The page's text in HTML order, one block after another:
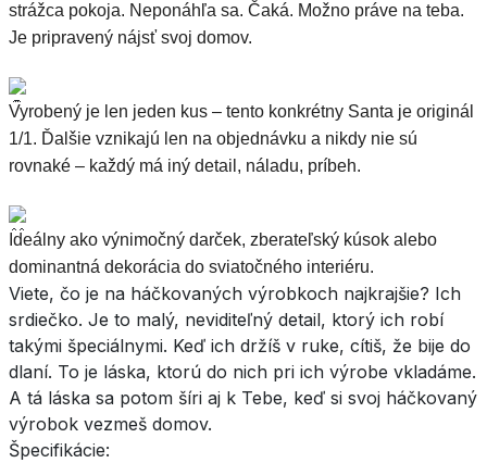
strážca pokoja. Neponáhľa sa. Čaká. Možno práve na teba.
Je pripravený nájsť svoj domov.
Vyrobený je len jeden kus – tento konkrétny Santa je originál
1/1. Ďalšie vznikajú len na objednávku a nikdy nie sú
rovnaké – každý má iný detail, náladu, príbeh.
Ideálny ako výnimočný darček, zberateľský kúsok alebo
dominantná dekorácia do sviatočného interiéru.
Viete, čo je na háčkovaných výrobkoch najkrajšie? Ich
srdiečko. Je to malý, neviditeľný detail, ktorý ich robí
takými špeciálnymi. Keď ich držíš v ruke, cítiš, že bije do
dlaní. To je láska, ktorú do nich pri ich výrobe vkladáme.
A tá láska sa potom šíri aj k Tebe, keď si svoj háčkovaný
výrobok vezmeš domov.
Špecifikácie: